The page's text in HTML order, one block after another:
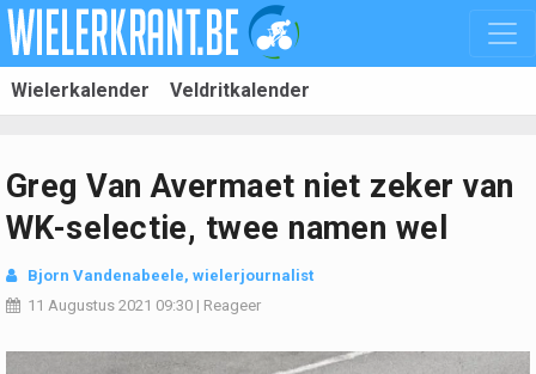
Wielerkalender Veldritkalender
Greg Van Avermaet niet zeker van
WK-selectie, twee namen wel
Bjorn Vandenabeele, wielerjournalist
11 Augustus 2021 09:30 | Reageer